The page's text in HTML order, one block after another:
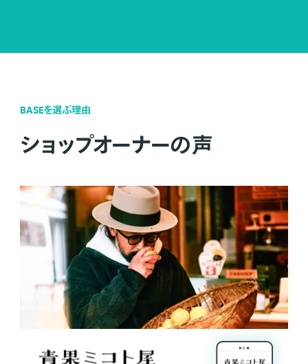
BASEを選ぶ理由
ショップオーナーの声